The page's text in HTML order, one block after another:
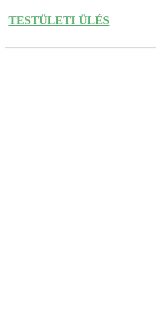
TESTÜLETI ÜLÉS